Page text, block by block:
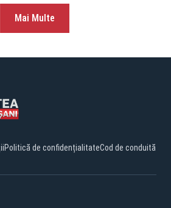
Mai Multe
Politică de confidențialitateCod de conduită